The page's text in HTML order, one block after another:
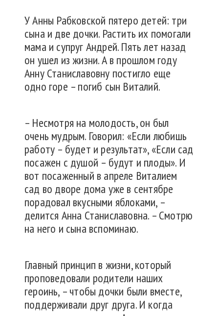
У Анны Рабковской пятеро детей: три
сына и две дочки. Растить их помогали
мама и супруг Андрей. Пять лет назад
он ушел из жизни. А в прошлом году
Анну Станиславовну постигло еще
одно горе – погиб сын Виталий.
– Несмотря на молодость, он был
очень мудрым. Говорил: «Если любишь
работу – будет и результат», «Если сад
посажен с душой – будут и плоды». И
вот посаженный в апреле Виталием
сад во дворе дома уже в сентябре
порадовал вкусными яблоками, –
делится Анна Станиславовна. – Смотрю
на него и сына вспоминаю.
Главный принцип в жизни, который
проповедовали родители наших
героинь, – чтобы дочки были вместе,
поддерживали друг друга. И когда